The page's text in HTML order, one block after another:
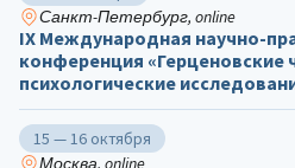
Санкт-Петербург, online
IX Международная научно-
конференция «Герценовские
психологические
15 — 16 октября
Москва, online